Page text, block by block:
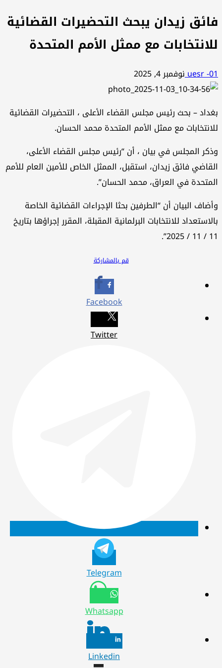
فائق زيدان يبحث التحضيرات القضائية
للانتخابات مع ممثل الأمم المتحدة
uesr -01نوفمبر 4, 2025
بغداد – بحث رئيس مجلس القضاء الأعلى ، التحضيرات القضائية
للانتخابات مع ممثل الأمم المتحدة محمد الحسان.
وذكر المجلس في بيان ، أن “رئيس مجلس القضاء الأعلى،
القاضي فائق زيدان، استقبل، الممثل الخاص للأمين العام للأمم
المتحدة في العراق، محمد الحسان”.
وأضاف البيان أن “الطرفين بحثا الإجراءات القضائية الخاصة
بالاستعداد للانتخابات البرلمانية المقبلة، المقرر إجراؤها بتاريخ
11 / 11 / 2025”.
قم بالمشاركة
Facebook
Twitter
Telegram
Whatsapp
Linkedin